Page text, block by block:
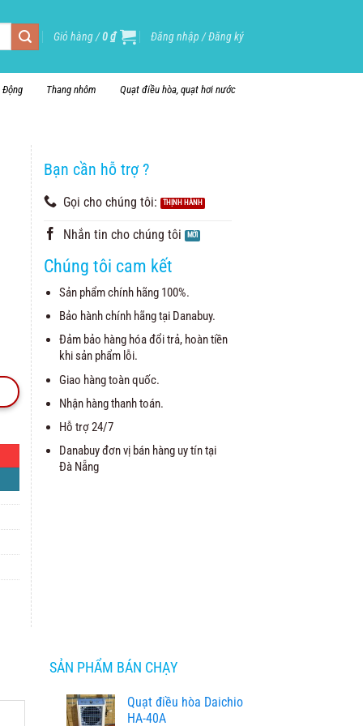
Giỏ hàng /0₫ Đăng nhập / Đăng ký
Động Thang nhôm Quạt điều hòa, quạt hơi nước
Bạn cần hỗ trợ ?
Gọi cho chúng tôi:
Nhắn tin cho chúng tôi
Chúng tôi cam kết
Sản phẩm chính hãng 100%.
Bảo hành chính hãng tại Danabuy.
Đảm bảo hàng hóa đổi trả, hoàn tiền
khi sản phẩm lỗi.
Giao hàng toàn quốc.
Nhận hàng thanh toán.
Hỗ trợ 24/7
Danabuy đơn vị bán hàng uy tín tại
Đà Nẵng
SẢN PHẨM BÁN CHẠY
Quạt điều hòa Daichio
HA-40A